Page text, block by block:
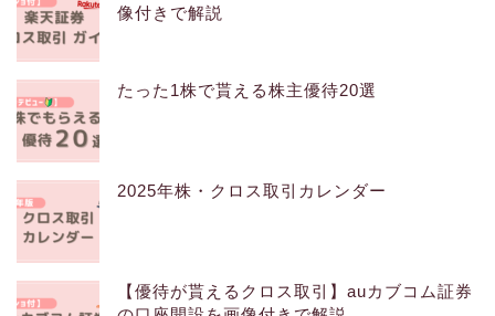
像付きで解説
たった1株で貰える株主優待20選
2025年株・クロス取引カレンダー
【優待が貰えるクロス取引】auカブコム証券